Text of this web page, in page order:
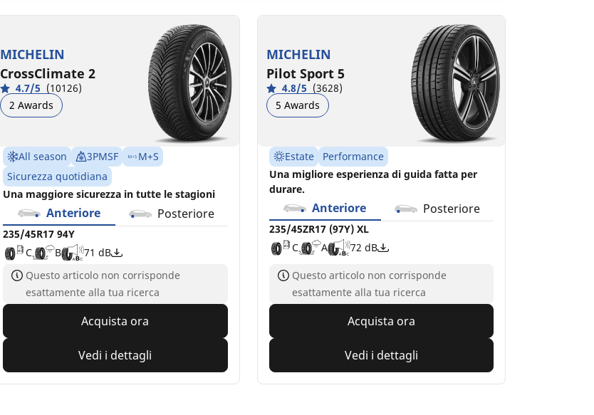
MICHELIN
CrossClimate 2
4.7/5 (10126)
2 Awards
All season 3PMSF
M+S
Sicurezza quotidiana
Una maggiore sicurezza in tutte le stagioni
Anteriore Posteriore
235/45R17 94Y
C
B 71 dB
Questo articolo non corrisponde
esattamente alla tua ricerca
Acquista ora
Vedi i dettagli
MICHELIN
Pilot Sport 5
4.8/5 (3628)
5 Awards
Estate
Performance
Una migliore esperienza di guida fatta per
durare.
Anteriore Posteriore
235/45ZR17 (97Y) XL
C
A 72 dB
Questo articolo non corrisponde
esattamente alla tua ricerca
Acquista ora
Vedi i dettagli